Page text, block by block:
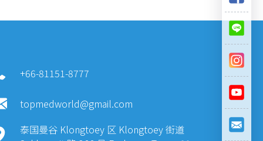
+66-81151-8777
topmedworld@gmail.com
泰国曼谷 Klongtoey 区 Klongtoey 街道